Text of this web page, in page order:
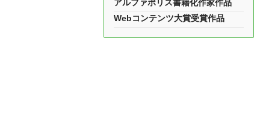
アルファポリス書籍化作家作品
Webコンテンツ大賞受賞作品